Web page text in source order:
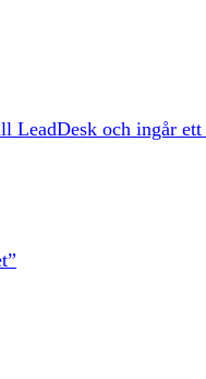
och ingår ett